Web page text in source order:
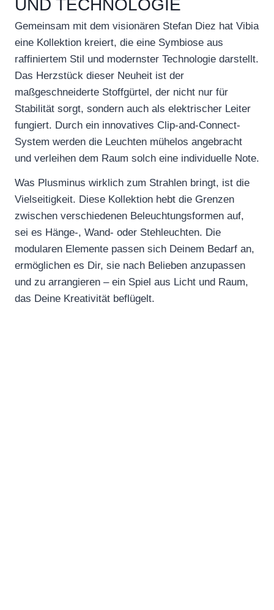
UND TECHNOLOGIE
Gemeinsam mit dem visionären Stefan Diez hat Vibia
eine Kollektion kreiert, die eine Symbiose aus
raffiniertem Stil und modernster Technologie darstellt.
Das Herzstück dieser Neuheit ist der
maßgeschneiderte Stoffgürtel, der nicht nur für
Stabilität sorgt, sondern auch als elektrischer Leiter
fungiert. Durch ein innovatives Clip-and-Connect-
System werden die Leuchten mühelos angebracht
und verleihen dem Raum solch eine individuelle Note.
Was Plusminus wirklich zum Strahlen bringt, ist die
Vielseitigkeit. Diese Kollektion hebt die Grenzen
zwischen verschiedenen Beleuchtungsformen auf,
sei es Hänge-, Wand- oder Stehleuchten. Die
modularen Elemente passen sich Deinem Bedarf an,
ermöglichen es Dir, sie nach Belieben anzupassen
und zu arrangieren – ein Spiel aus Licht und Raum,
das Deine Kreativität beflügelt.